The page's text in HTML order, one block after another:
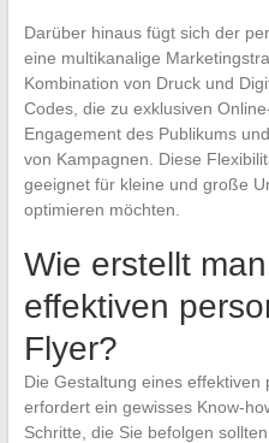
Darüber hinaus fügt sich der
eine multikanalige
Kombination von Druck und
Codes, die zu exklusiven
Engagement des Publikums
von Kampagnen. Diese
geeignet für kleine und große
optimieren möchten.
Wie erstellt
effektiven
Flyer?
Die Gestaltung eines
erfordert ein gewisses Know-
Schritte, die Sie befolgen